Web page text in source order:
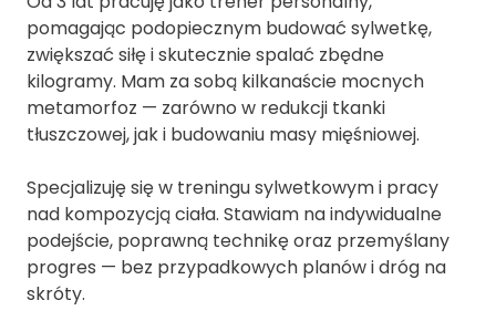
pomagając podopiecznym budować sylwetkę,
zwiększać siłę i skutecznie spalać zbędne
kilogramy. Mam za sobą kilkanaście mocnych
metamorfoz — zarówno w redukcji tkanki
tłuszczowej, jak i budowaniu masy mięśniowej.
Specjalizuję się w treningu sylwetkowym i pracy
nad kompozycją ciała. Stawiam na indywidualne
podejście, poprawną technikę oraz przemyślany
progres — bez przypadkowych planów i dróg na
skróty.